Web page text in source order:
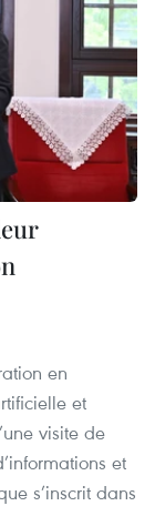
en
et
visite de
et
s’inscrit dans